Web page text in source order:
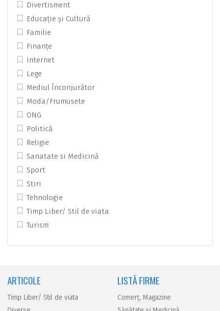
Divertisment
Educație și Cultură
Familie
Finanțe
Internet
Lege
Mediul Înconjurător
Moda/Frumusete
ONG
Politică
Religie
Sanatate si Medicină
Sport
Stiri
Tehnologie
Timp Liber/ Stil de viata
Turism
ARTICOLE
Timp Liber/ Stil de viata
LISTĂ FIRME
Comerţ, Magazine